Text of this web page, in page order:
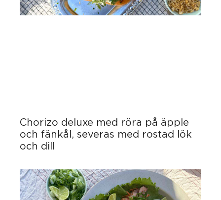
Chorizo deluxe med röra på äpple
och fänkål, severas med rostad lök
och dill